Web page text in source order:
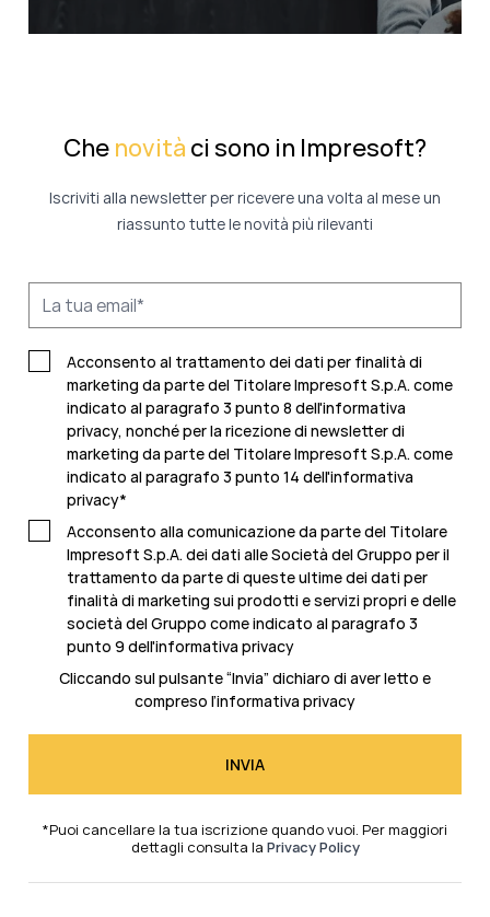
Che novità ci sono in Impresoft?
Iscriviti alla newsletter per ricevere una volta al mese un
riassunto tutte le novità più rilevanti
Acconsento al trattamento dei dati per finalità di
marketing da parte del Titolare Impresoft S.p.A. come
indicato al paragrafo 3 punto 8 dell'informativa
privacy, nonché per la ricezione di newsletter di
marketing da parte del Titolare Impresoft S.p.A. come
indicato al paragrafo 3 punto 14 dell'informativa
privacy*
Acconsento alla comunicazione da parte del Titolare
Impresoft S.p.A. dei dati alle Società del Gruppo per il
trattamento da parte di queste ultime dei dati per
finalità di marketing sui prodotti e servizi propri e delle
società del Gruppo come indicato al paragrafo 3
punto 9 dell'informativa privacy
Cliccando sul pulsante “Invia” dichiaro di aver letto e
compreso l’informativa privacy
*Puoi cancellare la tua iscrizione quando vuoi. Per maggiori
dettagli consulta la Privacy Policy